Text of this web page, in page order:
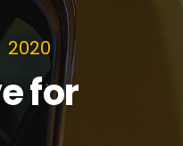
2020
for